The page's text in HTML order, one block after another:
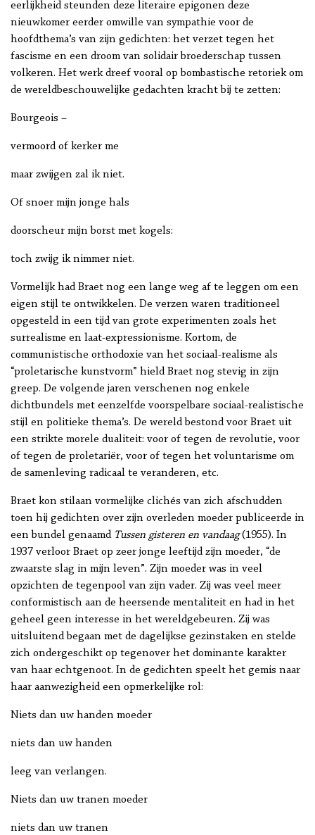
eerlijkheid steunden deze literaire epigonen deze
nieuwkomer eerder omwille van sympathie voor de
hoofdthema’s van zijn gedichten: het verzet tegen het
fascisme en een droom van solidair broederschap tussen
volkeren. Het werk dreef vooral op bombastische retoriek om
de wereldbeschouwelijke gedachten kracht bij te zetten:
Bourgeois –
vermoord of kerker me
maar zwijgen zal ik niet.
Of snoer mijn jonge hals
doorscheur mijn borst met kogels:
toch zwijg ik nimmer niet.
Vormelijk had Braet nog een lange weg af te leggen om een
eigen stijl te ontwikkelen. De verzen waren traditioneel
opgesteld in een tijd van grote experimenten zoals het
surrealisme en laat-expressionisme. Kortom, de
communistische orthodoxie van het sociaal-realisme als
“proletarische kunstvorm” hield Braet nog stevig in zijn
greep. De volgende jaren verschenen nog enkele
dichtbundels met eenzelfde voorspelbare sociaal-realistische
stijl en politieke thema’s. De wereld bestond voor Braet uit
een strikte morele dualiteit: voor of tegen de revolutie, voor
of tegen de proletariër, voor of tegen het voluntarisme om
de samenleving radicaal te veranderen, etc.
Braet kon stilaan vormelijke clichés van zich afschudden
toen hij gedichten over zijn overleden moeder publiceerde in
een bundel genaamd Tussen gisteren en vandaag(1955). In
1937 verloor Braet op zeer jonge leeftijd zijn moeder, “de
zwaarste slag in mijn leven”. Zijn moeder was in veel
opzichten de tegenpool van zijn vader. Zij was veel meer
conformistisch aan de heersende mentaliteit en had in het
geheel geen interesse in het wereldgebeuren. Zij was
uitsluitend begaan met de dagelijkse gezinstaken en stelde
zich ondergeschikt op tegenover het dominante karakter
van haar echtgenoot. In de gedichten speelt het gemis naar
haar aanwezigheid een opmerkelijke rol:
Niets dan uw handen moeder
niets dan uw handen
leeg van verlangen.
Niets dan uw tranen moeder
niets dan uw tranen